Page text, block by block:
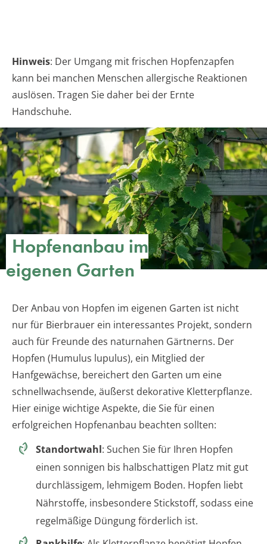
Hinweis: Der Umgang mit frischen Hopfenzapfen
kann bei manchen Menschen allergische Reaktionen
auslösen. Tragen Sie daher bei der Ernte
Handschuhe.
Hopfenanbau im
eigenen Garten
Der Anbau von Hopfen im eigenen Garten ist nicht
nur für Bierbrauer ein interessantes Projekt, sondern
auch für Freunde des naturnahen Gärtnerns. Der
Hopfen (Humulus lupulus), ein Mitglied der
Hanfgewächse, bereichert den Garten um eine
schnellwachsende, äußerst dekorative Kletterpflanze.
Hier einige wichtige Aspekte, die Sie für einen
erfolgreichen Hopfenanbau beachten sollten:
Standortwahl: Suchen Sie für Ihren Hopfen
einen sonnigen bis halbschattigen Platz mit gut
durchlässigem, lehmigem Boden. Hopfen liebt
Nährstoffe, insbesondere Stickstoff, sodass eine
regelmäßige Düngung förderlich ist.